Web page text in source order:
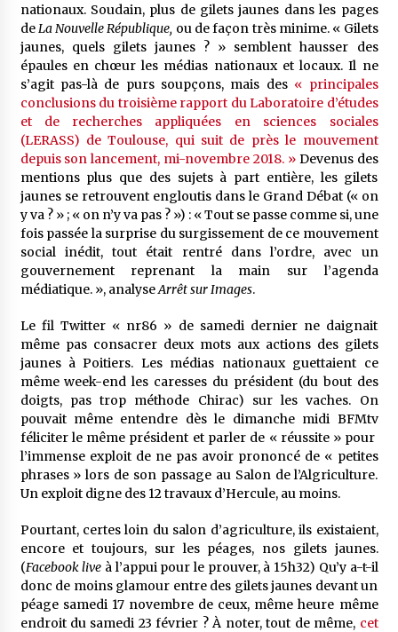
nationaux. Soudain, plus de gilets jaunes dans les pages
de La Nouvelle République, ou de façon très minime. « Gilets
jaunes, quels gilets jaunes ? » semblent hausser des
épaules en chœur les médias nationaux et locaux. Il ne
s’agit pas-là de purs soupçons, mais des« principales
conclusions du troisième rapport du Laboratoire d’études
et de recherches appliquées en sciences sociales
(LERASS) de Toulouse, qui suit de près le mouvement
depuis son lancement, mi-novembre 2018. » Devenus des
mentions plus que des sujets à part entière, les gilets
jaunes se retrouvent engloutis dans le Grand Débat (« on
y va ? » ; « on n’y va pas ? ») : « Tout se passe comme si, une
fois passée la surprise du surgissement de ce mouvement
social inédit, tout était rentré dans l’ordre, avec un
gouvernement reprenant la main sur l’agenda
médiatique. », analyseArrêt sur Images.
Le fil Twitter « nr86 » de samedi dernier ne daignait
même pas consacrer deux mots aux actions des gilets
jaunes à Poitiers. Les médias nationaux guettaient ce
même week-end les caresses du président (du bout des
doigts, pas trop méthode Chirac) sur les vaches. On
pouvait même entendre dès le dimanche midi BFMtv
féliciter le même président et parler de « réussite » pour
l’immense exploit de ne pas avoir prononcé de « petites
phrases » lors de son passage au Salon de l’Algriculture.
Un exploit digne des 12 travaux d’Hercule, au moins.
Pourtant, certes loin du salon d’agriculture, ils existaient,
encore et toujours, sur les péages, nos gilets jaunes.
(Facebook live à l’appui pour le prouver, à 15h32) Qu’y a-t-il
donc de moins glamour entre des gilets jaunes devant un
péage samedi 17 novembre de ceux, même heure même
endroit du samedi 23 février ? À noter, tout de même, cet